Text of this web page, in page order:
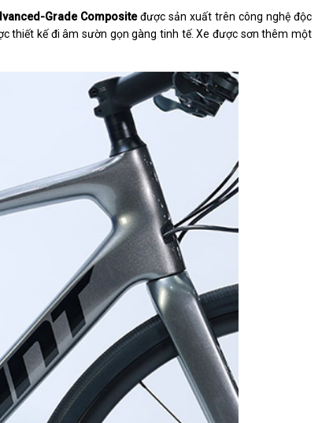
Grade Compositeđược sản xuất trên công nghệ độc
thiết kế đi âm sườn gọn gàng tinh tế. Xe được sơn thêm một